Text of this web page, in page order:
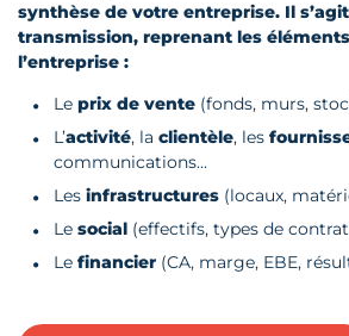
synthèse de votre entreprise. Il
transmission, reprenant les
l’entreprise :
Le prix de vente (fonds, murs,
L’activité, la clientèle, les
communications…
Les infrastructures (locaux,
Le social (effectifs, types de
Le financier (CA, marge, EBE,